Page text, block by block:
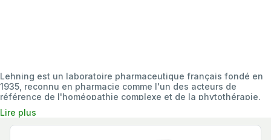
Lehning est un laboratoire pharmaceutique français fondé en
1935, reconnu en pharmacie comme l'un des acteurs de
référence de l'homéopathie complexe et de la phytothérapie.
Entreprise familiale lorraine transmise sur trois générations, il
propose une gamme de plus de 100 spécialités associant
médicaments homéopathiques, compléments alimentaires à
Lire plus